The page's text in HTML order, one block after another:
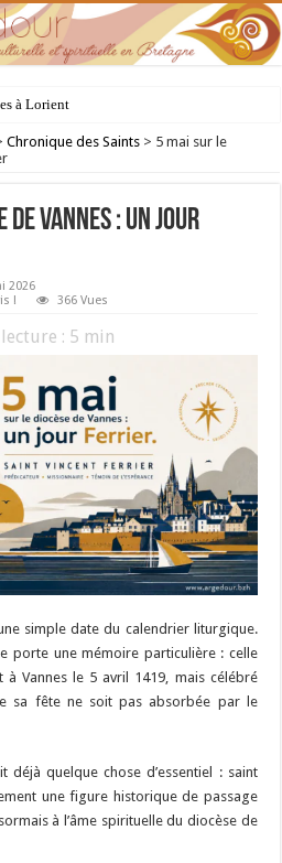
père de la Bretagne chrétienne
Chronique des Saints > 5 mai sur le
de Vannes : un jour
2026
!
366 Vues
: 5 min
simple date du calendrier liturgique.
porte une mémoire particulière : celle
à Vannes le 5 avril 1419, mais célébré
sa fête ne soit pas absorbée par le
déjà quelque chose d’essentiel : saint
une figure historique de passage
à l’âme spirituelle du diocèse de